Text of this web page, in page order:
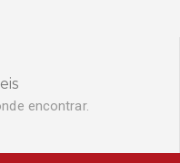
encontrar.